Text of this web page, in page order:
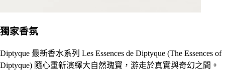
獨家香氛
Diptyque 最新香水系列 Les Essences de Diptyque (The Essences of
Diptyque) 隨心重新演繹大自然瑰寶，游走於真實與奇幻之間。